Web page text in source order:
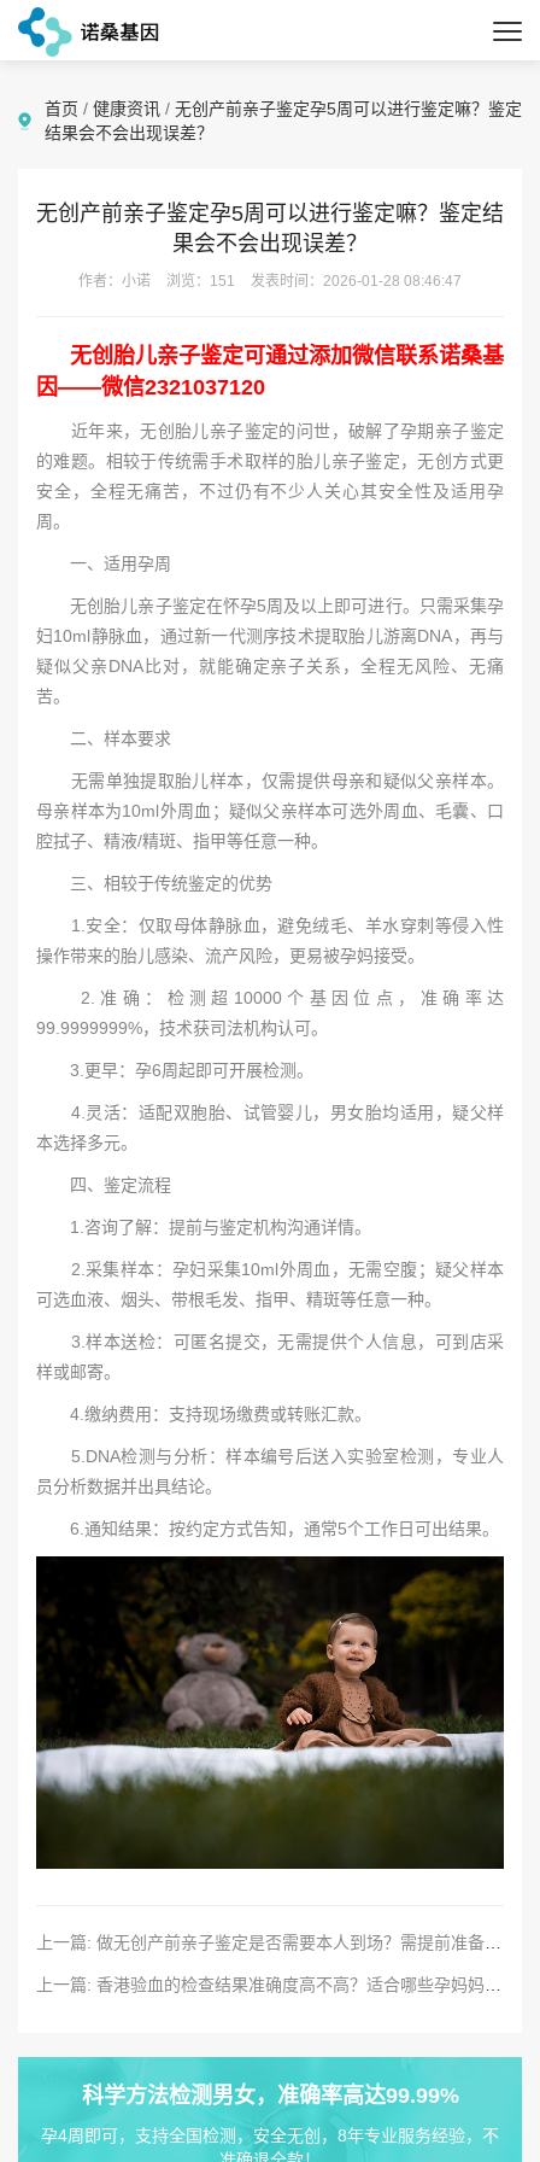
首页 / 健康资讯 / 无创产前亲子鉴定孕5周可以进行鉴定嘛？鉴定
结果会不会出现误差？
无创产前亲子鉴定孕5周可以进行鉴定嘛？鉴定结
果会不会出现误差？
作者：小诺 浏览：151 发表时间：2026-01-28 08:46:47
无创胎儿亲子鉴定可通过添加微信联系诺桑基
因——微信2321037120
近年来，无创胎儿亲子鉴定的问世，破解了孕期亲子鉴定
的难题。相较于传统需手术取样的胎儿亲子鉴定，无创方式更
安全，全程无痛苦，不过仍有不少人关心其安全性及适用孕
周。
一、适用孕周
无创胎儿亲子鉴定在怀孕5周及以上即可进行。只需采集孕
妇10ml静脉血，通过新一代测序技术提取胎儿游离DNA，再与
疑似父亲DNA比对，就能确定亲子关系，全程无风险、无痛
苦。
二、样本要求
无需单独提取胎儿样本，仅需提供母亲和疑似父亲样本。
母亲样本为10ml外周血；疑似父亲样本可选外周血、毛囊、口
腔拭子、精液/精斑、指甲等任意一种。
三、相较于传统鉴定的优势
1.安全：仅取母体静脉血，避免绒毛、羊水穿刺等侵入性
操作带来的胎儿感染、流产风险，更易被孕妈接受。
2.准确：检测超10000个基因位点，准确率达
99.9999999%，技术获司法机构认可。
3.更早：孕6周起即可开展检测。
4.灵活：适配双胞胎、试管婴儿，男女胎均适用，疑父样
本选择多元。
四、鉴定流程
1.咨询了解：提前与鉴定机构沟通详情。
2.采集样本：孕妇采集10ml外周血，无需空腹；疑父样本
可选血液、烟头、带根毛发、指甲、精斑等任意一种。
3.样本送检：可匿名提交，无需提供个人信息，可到店采
样或邮寄。
4.缴纳费用：支持现场缴费或转账汇款。
5.DNA检测与分析：样本编号后送入实验室检测，专业人
员分析数据并出具结论。
6.通知结果：按约定方式告知，通常5个工作日可出结果。
科学方法检测男女，准确率高达99.99%
孕4周即可，支持全国检测，安全无创，8年专业服务经验，不